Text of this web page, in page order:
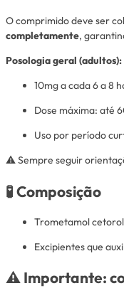
O comprimido deve ser
completamente,
Posologia geral (adultos):
10mg a cada 6 a 8
Dose máxima: até
Uso por período
⚠️ Sempre seguir
🧪 Composição
Trometamol
Excipientes que
⚠️ Importante: